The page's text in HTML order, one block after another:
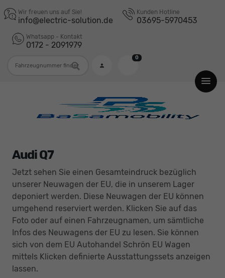
Wir freuen uns auf Sie!
info@electric-solution.de
Kunden Hotline
03695-5970453
Whatsapp - Kontakt
0172 - 2091979
0
Audi Q7
Jetzt sehen Sie einen Gesamteindruck bezüglich
unserer Neuwagen der EU, die in unserem Lager
deponiert werden. Diese Neuwagen der EU können
umgehend reserviert werden. Klicken Sie auf das
Foto oder auf einen Fahrzeugnamen, um sämtliche
Infos des Neuwagens der EU zu lesen. Sie können
sich von dem EU Autohandel Schrön EU Wagen
mittels Klicken definierte Ausstattungssets anzeigen
lassen.